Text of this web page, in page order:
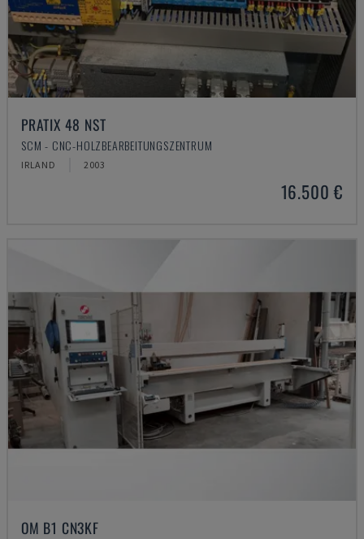
PRATIX 48 NST
SCM - CNC-HOLZBEARBEITUNGSZENTRUM
IRLAND 2003
16.500 €
OM B1 CN3KF